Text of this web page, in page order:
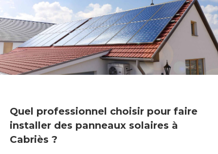
Quel professionnel choisir pour faire
installer des panneaux solaires à
Cabriès ?